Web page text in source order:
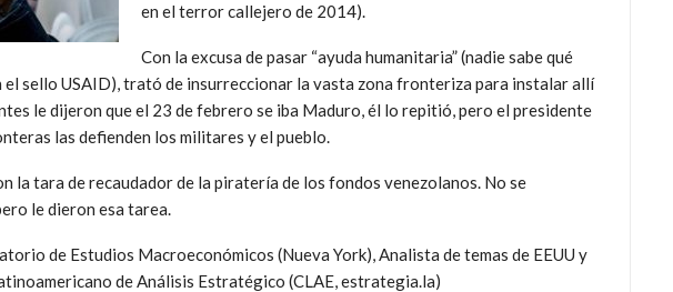
en el terror callejero de 2014).
Con la excusa de pasar “ayuda humanitaria” (nadie sabe qué
el sello USAID), trató de insurreccionar la vasta zona fronteriza para instalar allí
le dijeron que el 23 de febrero se iba Maduro, él lo repitió, pero el presidente
las defienden los militares y el pueblo.
la tara de recaudador de la piratería de los fondos venezolanos. No se
le dieron esa tarea.
de Estudios Macroeconómicos (Nueva York), Analista de temas de EEUU y
de Análisis Estratégico (CLAE, estrategia.la)